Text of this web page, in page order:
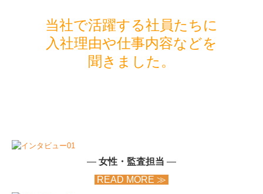
税理士をお探しの方へ
ワンストップサービス
創業支援
当社で活躍する社員たちに
入社理由や仕事内容などを
― 女性・監査担当 ―
READ MORE ≫